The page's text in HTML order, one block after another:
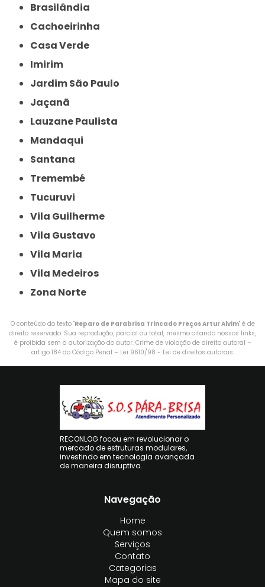
Brasilândia
Cachoeirinha
Casa Verde
Imirim
Jardim São Paulo
Jaçanã
Lauzane Paulista
Mandaqui
Santana
Tremembé
Tucuruvi
Vila Guilherme
Vila Gustavo
Vila Maria
Vila Medeiros
Zona Norte
O conteúdo do texto "Reparo de Parabrisa Trincado Preços Artur Alvim" é de
direito reservado. Sua reprodução, parcial ou total, mesmo citando nossos links,
é proibida sem a autorização do autor. Crime de violação de direito autoral –
artigo 184 do Código Penal – Lei 9610/98 - Lei de direitos autorais.
RECONLOG focou em revolucionar o
mercado de estruturas modulares,
investindo em tecnologia avançada
de maneira disruptiva.
Navegação
Home
Quem somos
Serviços
Contato
Categorias
Mapa do site